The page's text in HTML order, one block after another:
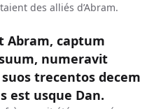
des alliés d’Abram.
Abram, captum
numeravit
trecentos decem
est usque Dan.